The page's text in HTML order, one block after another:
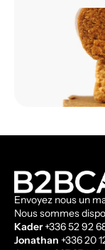
Envoyez nous un
Nous sommes
Kader+336 52 92
Jonathan +336 20